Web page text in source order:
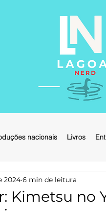
nacionais Livros
Kimetsu no
2024 6 min de leitura